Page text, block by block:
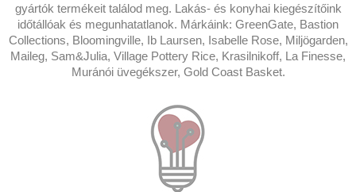
gyártók termékeit találod meg. Lakás- és konyhai kiegészítőink
időtállóak és megunhatatlanok. Márkáink: GreenGate, Bastion
Collections, Bloomingville, Ib Laursen, Isabelle Rose, Miljögarden,
Maileg, Sam&Julia, Village Pottery Rice, Krasilnikoff, La Finesse,
Muránói üvegékszer, Gold Coast Basket.